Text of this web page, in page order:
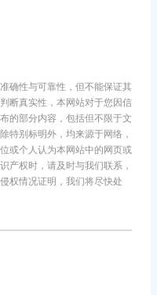
确性与可靠性，但不能保证其
断真实性，本网站对于您因信
的部分内容，包括但不限于文
特别标明外，均来源于网络，
或个人认为本网站中的网页或
产权时，请及时与我们联系，
权情况证明，我们将尽快处